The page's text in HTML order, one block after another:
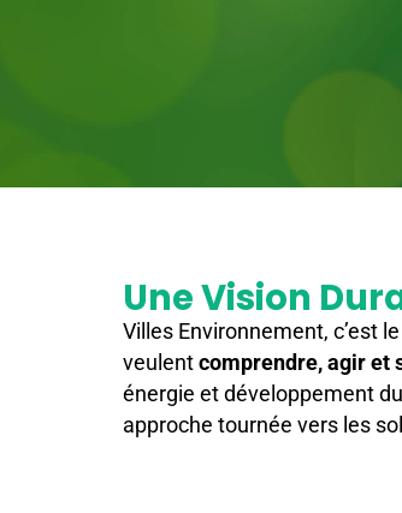
Une Vision
Villes Environnement, c’est
veulentcomprendre, agir et
énergie et développement
approche tournée vers les